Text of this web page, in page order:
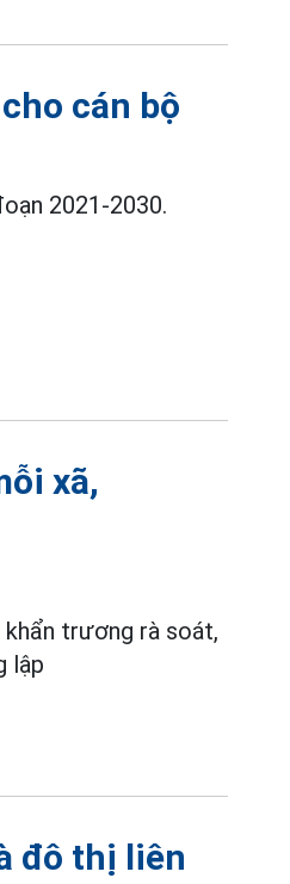
cán bộ
2021-2030.
xã,
trương rà soát,
lập
đô thị liên